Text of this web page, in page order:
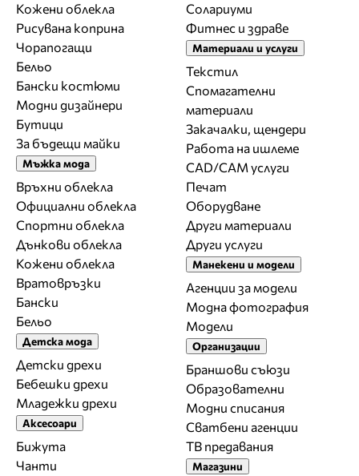
Кожени облекла
Рисувана коприна
Чорапогащи
Бельо
Бански костюми
Модни дизайнери
Бутици
За бъдещи майки
Мъжка мода
Връхни облекла
Официални облекла
Спортни облекла
Дънкови облекла
Кожени облекла
Вратовръзки
Бански
Бельо
Детска мода
Детски дрехи
Бебешки дрехи
Младежки дрехи
Аксесоари
Бижута
Чанти
Солариуми
Фитнес и здраве
Материали и услуги
Текстил
Спомагателни
материали
Закачалки, щендери
Работа на ишлеме
CAD/CAM услуги
Печат
Оборудване
Други материали
Други услуги
Манекени и модели
Агенции за модели
Модна фотография
Модели
Организации
Браншови съюзи
Образователни
Модни списания
Сватбени агенции
ТВ предавания
Магазини